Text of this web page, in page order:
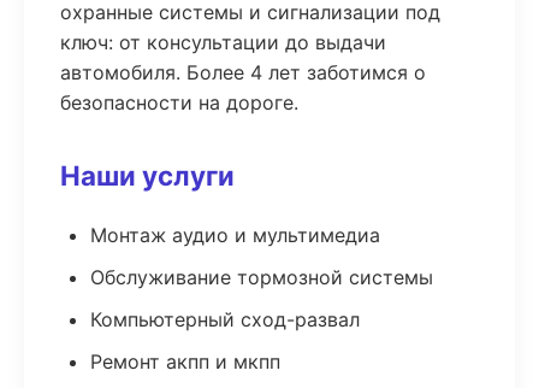
охранные системы и сигнализации под
ключ: от консультации до выдачи
автомобиля. Более 4 лет заботимся о
безопасности на дороге.
Наши услуги
Монтаж аудио и мультимедиа
Обслуживание тормозной системы
Компьютерный сход-развал
Ремонт акпп и мкпп